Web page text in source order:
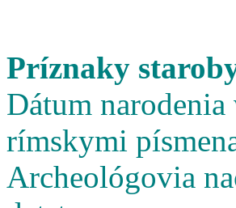
Príznaky
Dátum
rímskymi
Archeológovia